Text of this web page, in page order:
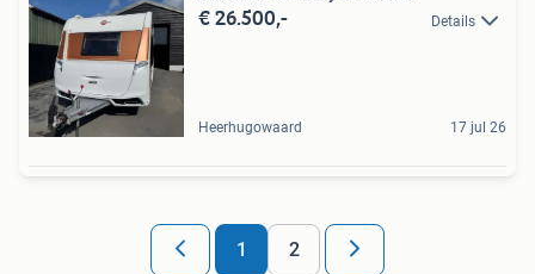
€ 26.500,- Details
Heerhugowaard 17 jul 26
1 2